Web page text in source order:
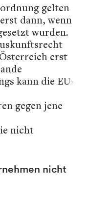
gelten
dann, wenn
wurden.
erst
kann die EU-
gegen jene
nicht
nicht